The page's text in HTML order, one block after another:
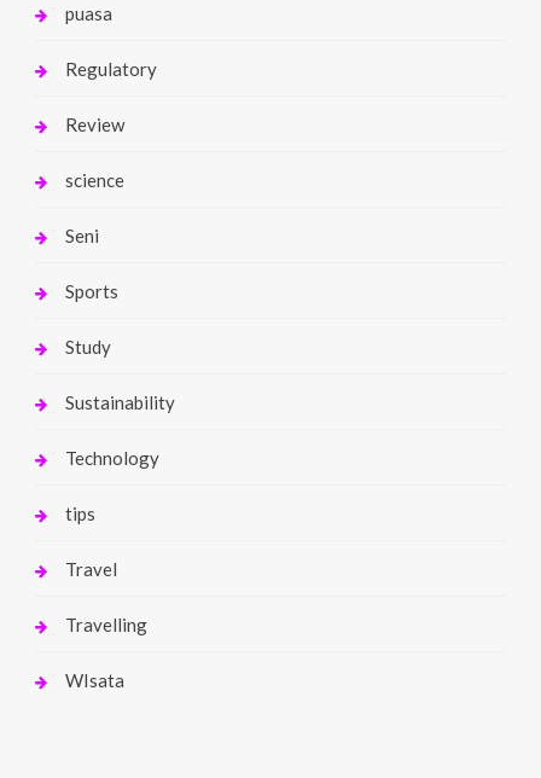
puasa
Regulatory
Review
science
Seni
Sports
Study
Sustainability
Technology
tips
Travel
Travelling
WIsata